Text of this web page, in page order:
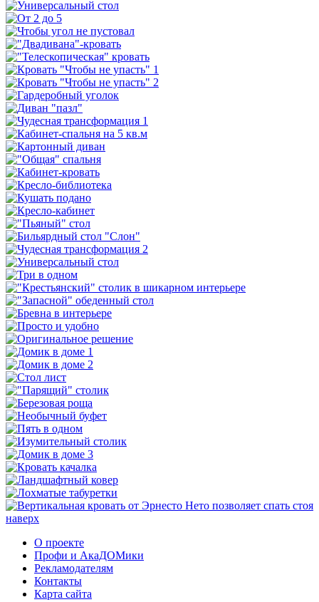
наверх
О проекте
Профи и АкаДОМики
Рекламодателям
Контакты
Карта сайта